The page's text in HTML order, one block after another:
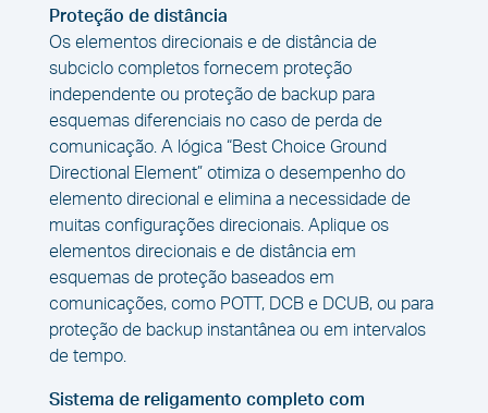
Proteção de distância
Os elementos direcionais e de distância de
subciclo completos fornecem proteção
independente ou proteção de backup para
esquemas diferenciais no caso de perda de
comunicação. A lógica “Best Choice Ground
Directional Element” otimiza o desempenho do
elemento direcional e elimina a necessidade de
muitas configurações direcionais. Aplique os
elementos direcionais e de distância em
esquemas de proteção baseados em
comunicações, como POTT, DCB e DCUB, ou para
proteção de backup instantânea ou em intervalos
de tempo.
Sistema de religamento completo com